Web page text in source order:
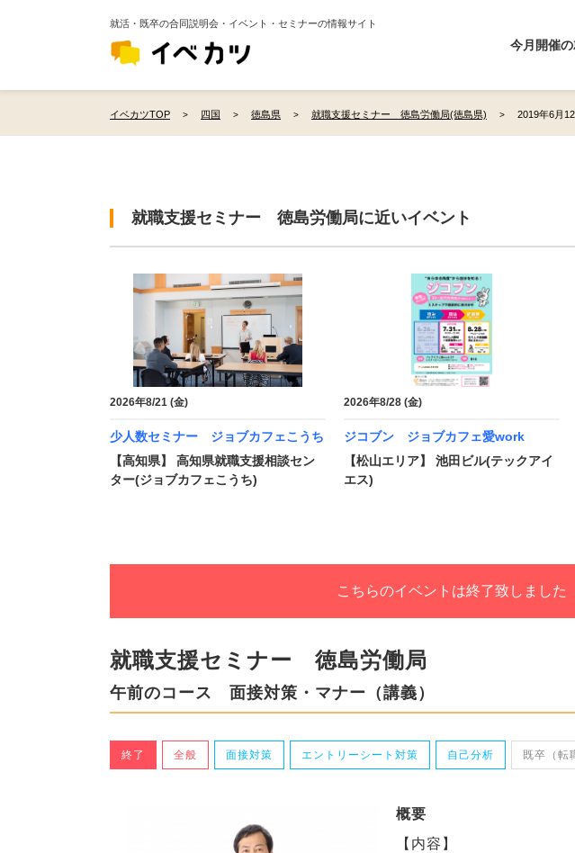
就活・既卒の合同説明会・イベント・セミナーの情報サイト
今月開催
イベカツTOP 四国 徳島県 就職支援セミナー 徳島労働局(徳島県) 2019年6月
就職支援セミナー 徳島労働局に近いイベント
2026年8/21 (金)
少人数セミナー ジョブカフェこうち
【高知県】 高知県就職支援相談セン
ター(ジョブカフェこうち)
2026年8/28 (金)
ジコブン ジョブカフェ愛work
【松山エリア】 池田ビル(テックアイ
エス)
こちらのイベントは終了致しました
就職支援セミナー 徳島労働局
午前のコース 面接対策・マナー（講義）
終了 全般 面接対策 エントリーシート対策 自己分析 既卒（転
概要
【内容】